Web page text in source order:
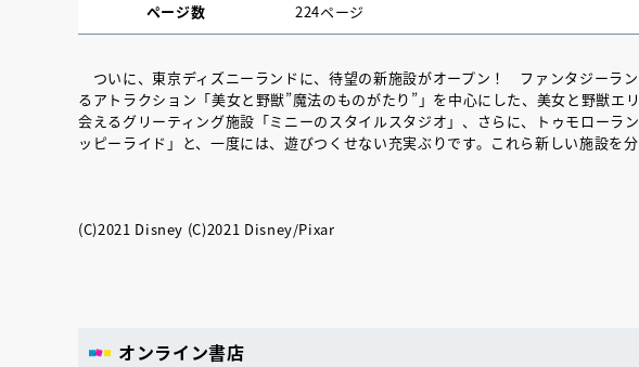
ページ数 224ページ
ついに、東京ディズニーランドに、待望の新施設がオープン！ ファンタジーラ
るアトラクション「美女と野獣”魔法のものがたり”」を中心にした、美女と野獣エ
会えるグリーティング施設「ミニーのスタイルスタジオ」、さらに、トゥモローラ
ッピーライド」と、一度には、遊びつくせない充実ぶりです。これら新しい施設を
(C)2021 Disney (C)2021 Disney/Pixar
オンライン書店
『NO.６再会』（あさのあつこ）
イト ＃４ 2026年９月30日発売決